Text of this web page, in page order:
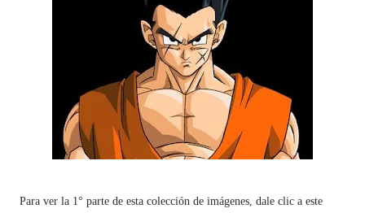
Para ver la 1° parte de esta colección de imágenes, dale clic a este